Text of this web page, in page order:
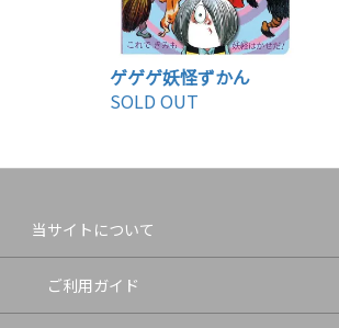
ゲゲゲ妖怪ずかん
SOLD OUT
当サイトについて
ご利用ガイド